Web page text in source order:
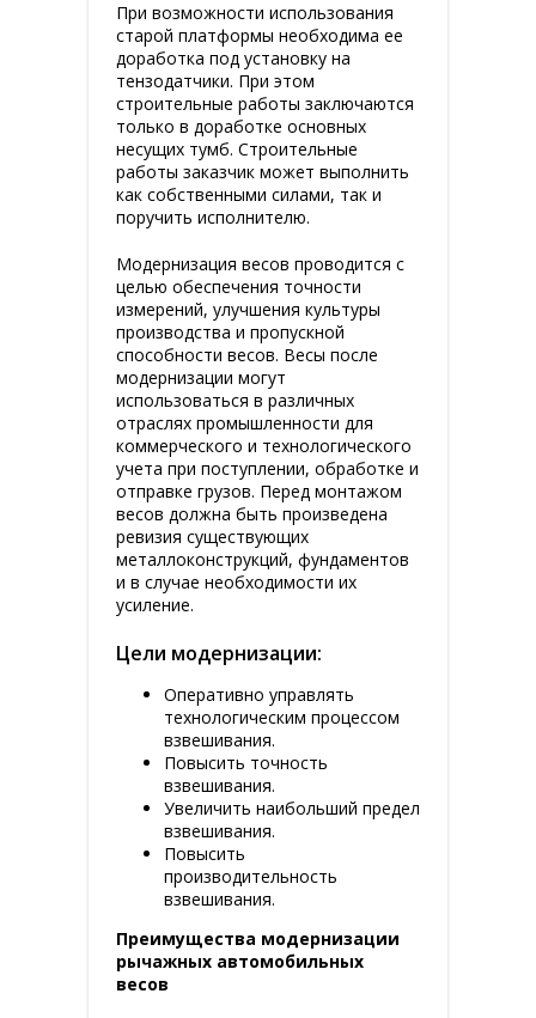
При возможности использования
старой платформы необходима ее
доработка под установку на
тензодатчики. При этом
строительные работы заключаются
только в доработке основных
несущих тумб. Строительные
работы заказчик может выполнить
как собственными силами, так и
поручить исполнителю.
Модернизация весов проводится с
целью обеспечения точности
измерений, улучшения культуры
производства и пропускной
способности весов. Весы после
модернизации могут
использоваться в различных
отраслях промышленности для
коммерческого и технологического
учета при поступлении, обработке и
отправке грузов. Перед монтажом
весов должна быть произведена
ревизия существующих
металлоконструкций, фундаментов
и в случае необходимости их
усиление.
Цели модернизации:
Оперативно управлять
технологическим процессом
взвешивания.
Повысить точность
взвешивания.
Увеличить наибольший предел
взвешивания.
Повысить
производительность
взвешивания.
Преимущества модернизации
рычажных автомобильных
весов